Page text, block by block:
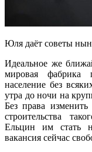
Юля даёт советы
Идеальное же
мировая фабрика
население без
утра до ночи на
Без права
строительства
Ельцин им стать
вакансия сейчас